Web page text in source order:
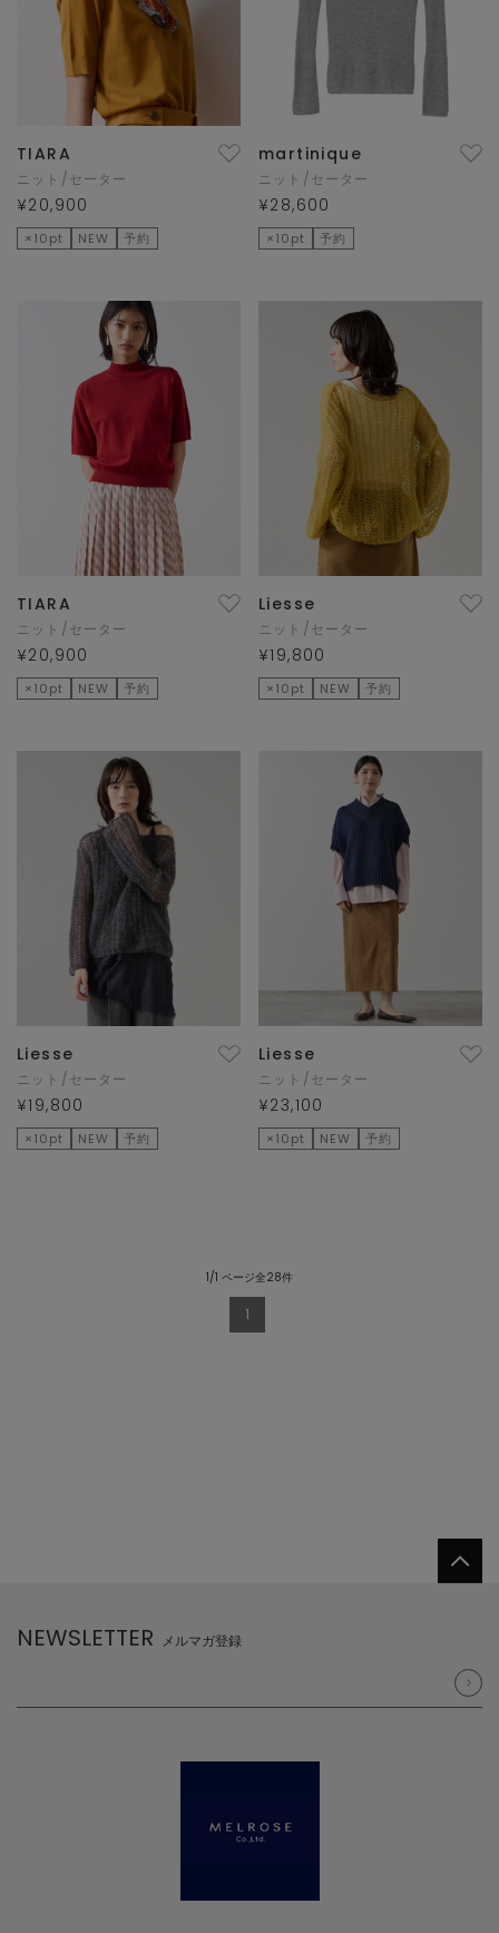
TIARA
ニット/セーター
¥20,900
×10pt NEW 予約
martinique
ニット/セーター
¥28,600
×10pt 予約
TIARA
ニット/セーター
¥20,900
×10pt NEW 予約
Liesse
ニット/セーター
¥19,800
×10pt NEW 予約
Liesse
ニット/セーター
¥19,800
×10pt NEW 予約
Liesse
ニット/セーター
¥23,100
×10pt NEW 予約
1/1 ページ全28件
1
NEWSLETTER メルマガ登録